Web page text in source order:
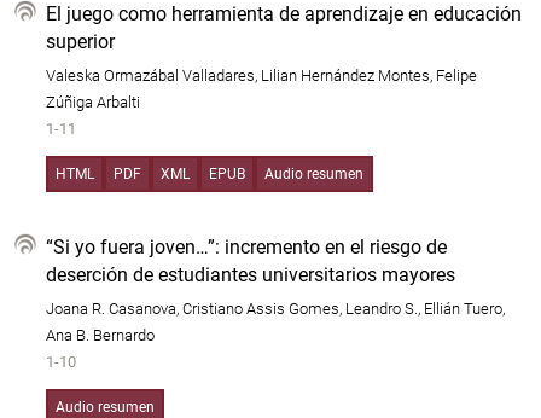
El juego como herramienta de aprendizaje en educación
superior
Valeska Ormazábal Valladares, Lilian Hernández Montes, Felipe
Zúñiga Arbalti
1-11
HTML PDF XML EPUB Audio resumen
“Si yo fuera joven…”: incremento en el riesgo de
deserción de estudiantes universitarios mayores
Joana R. Casanova, Cristiano Assis Gomes, Leandro S., Ellián Tuero,
Ana B. Bernardo
1-10
Audio resumen